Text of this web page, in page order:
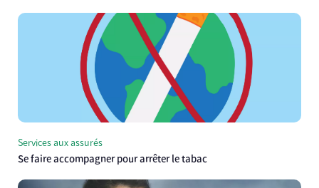
Services aux assurés
Se faire accompagner pour arrêter le tabac